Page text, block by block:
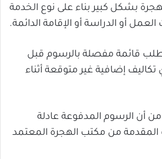
بشكل كبير بناء على نوع الخدمة
أو الدراسة أو الإقامة الدائمة.
قائمة مفصلة بالرسوم قبل
إضافية غير متوقعة أثناء
أن الرسوم المدفوعة عادلة
المقدمة من مكتب الهجرة المعتمد